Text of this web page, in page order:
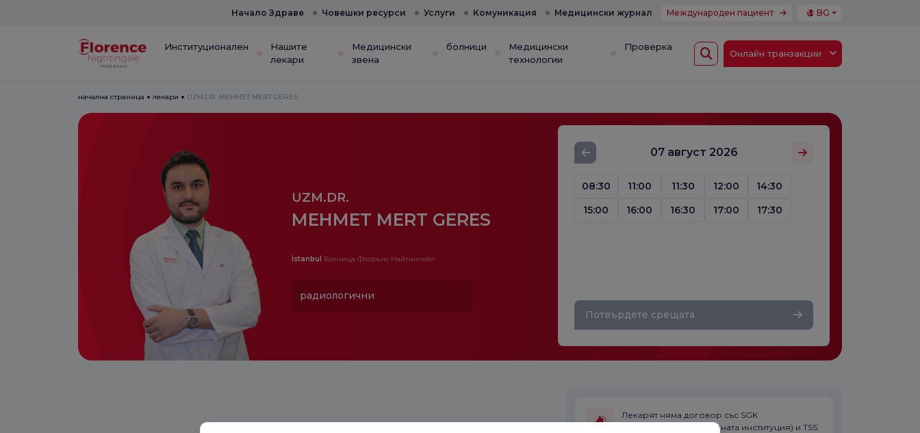
Начало Здраве Човешки ресурси Услуги Комуникация Медицински журнал Международен пациент BG
Институционален
Нашите
лекари
Медицински
звена
болници
Медицински
технологии
Проверка
Онлайн транзакции
начална страница лекари UZM.DR. MEHMET MERT GERES
UZM.DR.
MEHMET MERT GERES
İstanbul Болница Флорънс Найтингейл
радиологични
07 август 2026
08:30 11:00 11:30 12:00
14:30
15:00
16:00 16:30 17:00 17:30
Потвърдете срещата
Лекарят няма договор със SGK
(Социалноосигурителната институция) и TSS.